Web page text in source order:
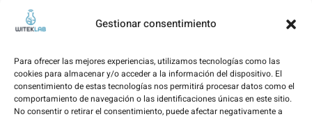
Gestionar consentimiento
Para ofrecer las mejores experiencias, utilizamos tecnologías como las
cookies para almacenar y/o acceder a la información del dispositivo. El
consentimiento de estas tecnologías nos permitirá procesar datos como el
comportamiento de navegación o las identificaciones únicas en este sitio.
No consentir o retirar el consentimiento, puede afectar negativamente a